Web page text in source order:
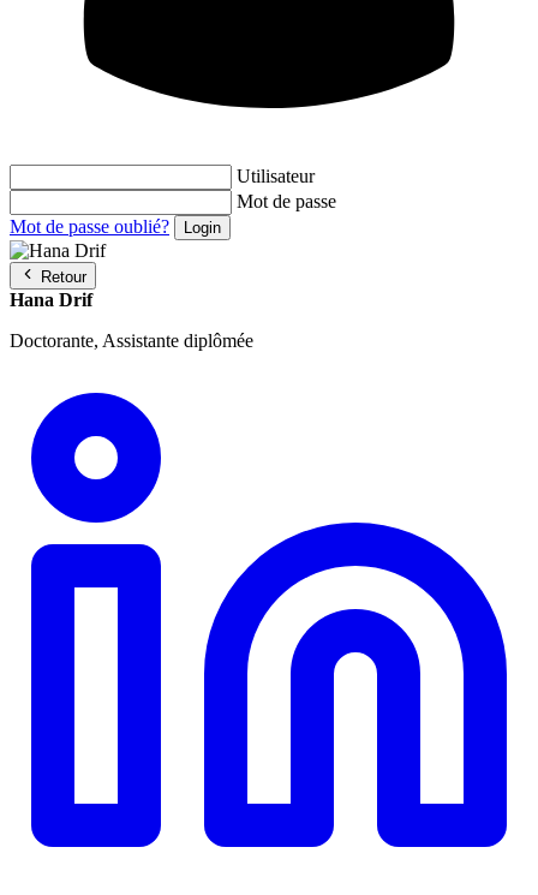
Utilisateur
Mot de passe
Mot de passe oublié?
Retour
Hana Drif
Doctorante, Assistante diplômée